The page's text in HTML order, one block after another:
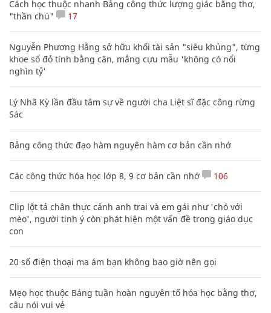
Cách học thuộc nhanh Bảng công thức lượng giác bằng thơ,
"thần chú"
17
Nguyễn Phương Hằng sở hữu khối tài sản "siêu khủng", từng
khoe sổ đỏ tính bằng cân, mắng cựu mẫu 'không có nổi
nghìn tỷ'
Lý Nhã Kỳ lần đầu tâm sự về người cha Liệt sĩ đặc công rừng
Sác
Bảng công thức đạo hàm nguyên hàm cơ bản cần nhớ
Các công thức hóa học lớp 8, 9 cơ bản cần nhớ 106
Clip lột tả chân thực cảnh anh trai và em gái như 'chó với
mèo', người tinh ý còn phát hiện một vấn đề trong giáo dục
con
20 số điện thoại ma ám bạn không bao giờ nên gọi
Mẹo học thuộc Bảng tuần hoàn nguyên tố hóa học bằng thơ,
câu nói vui vẻ